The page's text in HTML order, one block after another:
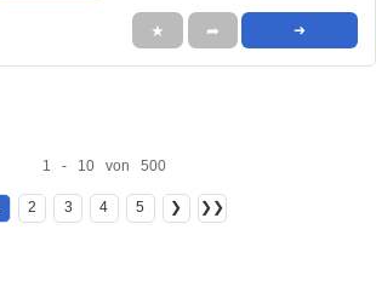
★ ➦ ➜
1 - 10 von 500
2 3 4 5 ❯ ❯❯